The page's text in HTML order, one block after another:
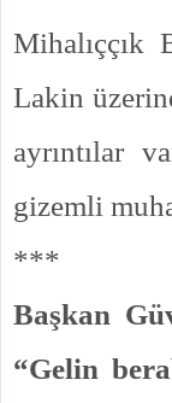
Mihalıççık
Lakin
ayrıntılar
gizemli
***
Başkan
“Gelin